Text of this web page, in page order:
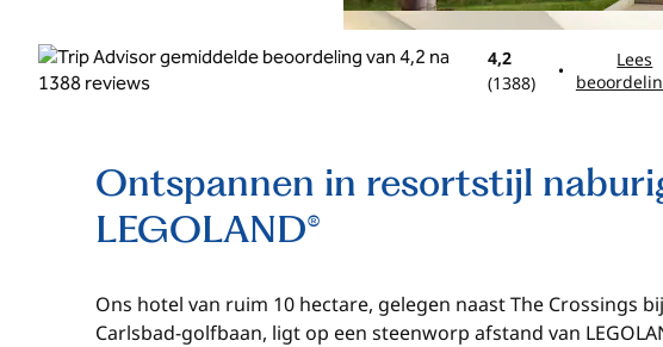
4,2
(1388)
•
Lees
Ontspannen in resortstijl
LEGOLAND®
Ons hotel van ruim 10 hectare, gelegen naast The Crossings
Carlsbad-golfbaan, ligt op een steenworp afstand van